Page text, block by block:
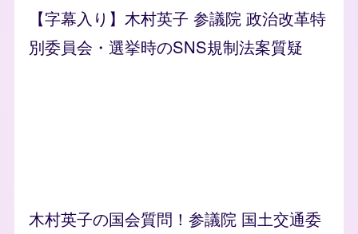
【字幕入り】木村英子 参議院 政治改革特
別委員会・選挙時のSNS規制法案質疑
木村英子の国会質問！参議院 国土交通委